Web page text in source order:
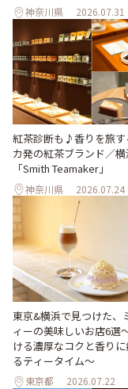
神奈川県 2026.07.31
紅茶診断も♪香りを旅す
カ発の紅茶ブランド／横
「Smith Teamaker」
神奈川県 2026.07.24
東京&横浜で見つけた、
ィーの美味しいお店6選
ける濃厚なコクと香り
るティータイム～
東京都 2026.07.22